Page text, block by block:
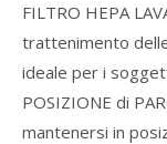
FILTRO HEPA
trattenimento
ideale per i
POSIZIONE di
mantenersi in